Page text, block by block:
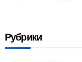
Рубрики